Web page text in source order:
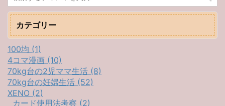
カテゴリー
100均 (1)
4コマ漫画 (10)
70kg台の2児ママ生活 (8)
70kg台の妊婦生活 (52)
XENO (2)
カード使用法考察 (2)